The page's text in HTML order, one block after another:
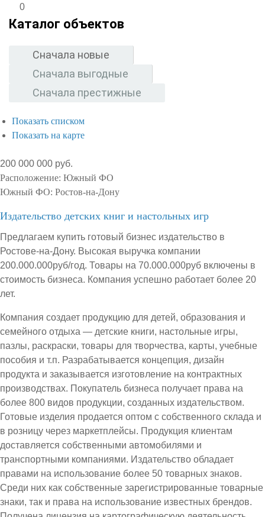
0
Каталог объектов
Сначала новые
Сначала выгодные
Сначала престижные
Показать списком
Показать на карте
200 000 000 руб.
Расположение: Южный ФО
Южный ФО: Ростов-на-Дону
Издательство детских книг и настольных игр
Предлагаем купить готовый бизнес издательство в
Ростове-на-Дону. Высокая выручка компании
200.000.000руб/год. Товары на 70.000.000руб включены в
стоимость бизнеса. Компания успешно работает более 20
лет.
Компания создает продукцию для детей, образования и
семейного отдыха — детские книги, настольные игры,
пазлы, раскраски, товары для творчества, карты, учебные
пособия и т.п. Разрабатывается концепция, дизайн
продукта и заказывается изготовление на контрактных
производствах. Покупатель бизнеса получает права на
более 800 видов продукции, созданных издательством.
Готовые изделия продается оптом с собственного склада и
в розницу через маркетплейсы. Продукция клиентам
доставляется собственными автомобилями и
транспортными компаниями. Издательство обладает
правами на использование более 50 товарных знаков.
Среди них как собственные зарегистрированные товарные
знаки, так и права на использование известных брендов.